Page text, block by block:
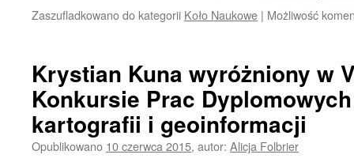
Zaszufladkowano do kategorii Koło Naukowe | Możliwość
Krystian Kuna wyróżniony w
Konkursie Prac
kartografii i geoinformacji
Opublikowano 10 czerwca 2015, autor: Alicja Folbrier